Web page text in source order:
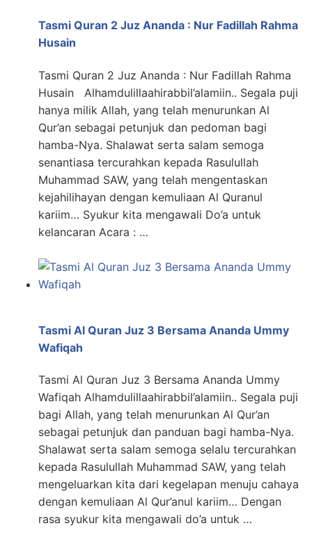
Tasmi Quran 2 Juz Ananda : Nur Fadillah Rahma
Husain
Tasmi Quran 2 Juz Ananda : Nur Fadillah Rahma
Husain Alhamdulillaahirabbil’alamiin.. Segala puji
hanya milik Allah, yang telah menurunkan Al
Qur’an sebagai petunjuk dan pedoman bagi
hamba-Nya. Shalawat serta salam semoga
senantiasa tercurahkan kepada Rasulullah
Muhammad SAW, yang telah mengentaskan
kejahilihayan dengan kemuliaan Al Quranul
kariim… Syukur kita mengawali Do’a untuk
kelancaran Acara : …
Tasmi Al Quran Juz 3 Bersama Ananda Ummy
Wafiqah
Tasmi Al Quran Juz 3 Bersama Ananda Ummy
Wafiqah Alhamdulillaahirabbil’alamiin.. Segala puji
bagi Allah, yang telah menurunkan Al Qur’an
sebagai petunjuk dan panduan bagi hamba-Nya.
Shalawat serta salam semoga selalu tercurahkan
kepada Rasulullah Muhammad SAW, yang telah
mengeluarkan kita dari kegelapan menuju cahaya
dengan kemuliaan Al Qur’anul kariim… Dengan
rasa syukur kita mengawali do’a untuk …